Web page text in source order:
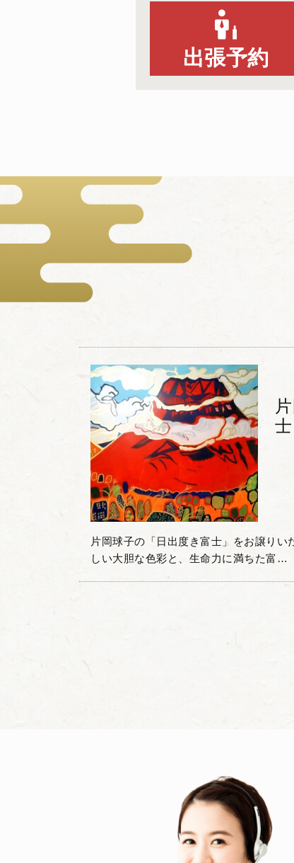
出張予約
士
片岡球子の「日出度き富士」をお譲りいただきま
しい大胆な色彩と、生命力に満ちた富…